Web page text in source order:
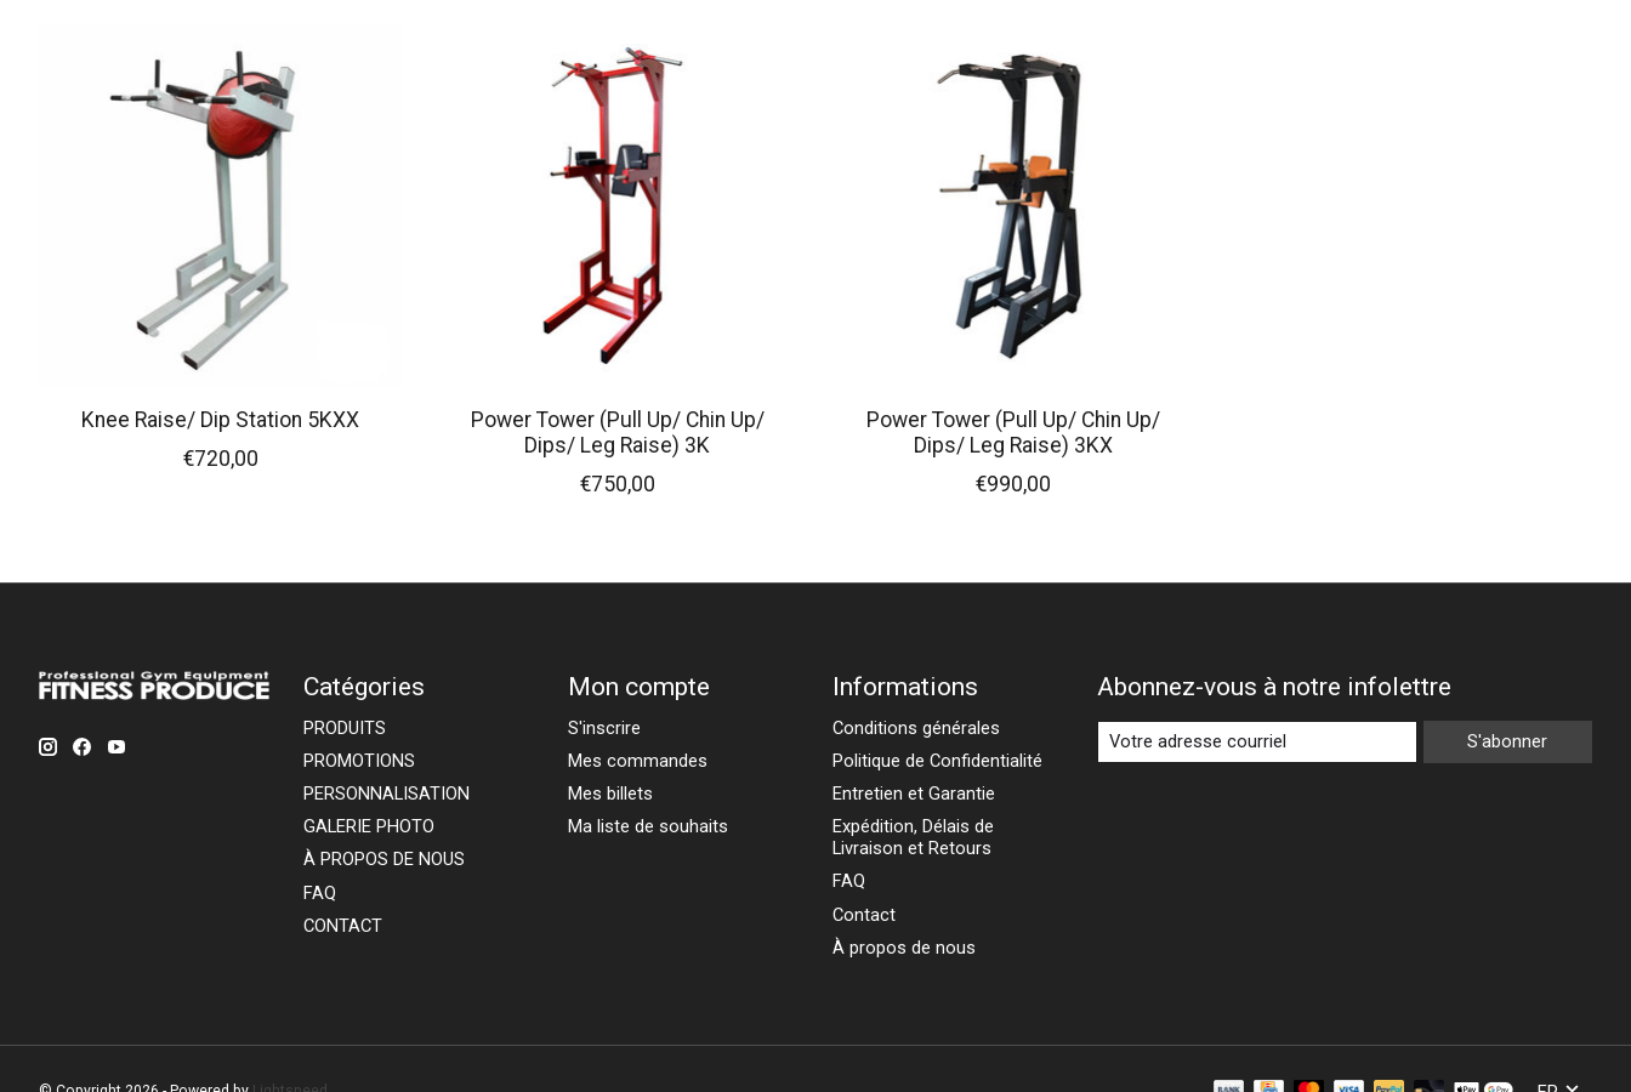
Knee Raise/ Dip Station 5KXX
€720,00
Power Tower (Pull Up/ Chin Up/
Dips/ Leg Raise) 3K
€750,00
Power Tower (Pull Up/ Chin Up/
Dips/ Leg Raise) 3KX
€990,00
Catégories
PRODUITS
PROMOTIONS
PERSONNALISATION
GALERIE PHOTO
À PROPOS DE NOUS
FAQ
CONTACT
Mon compte
S'inscrire
Mes commandes
Mes billets
Ma liste de souhaits
Informations
Conditions générales
Politique de Confidentialité
Entretien et Garantie
Expédition, Délais de
Livraison et Retours
FAQ
Contact
À propos de nous
Abonnez-vous à notre infolettre
S'abonner